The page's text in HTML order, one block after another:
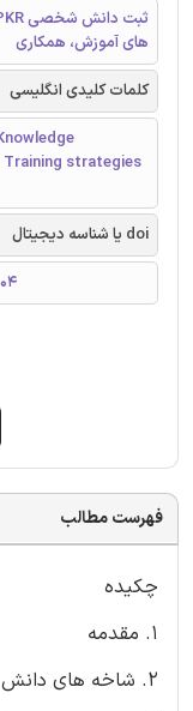
های آموزش، همکاری
کلمات کلیدی انگلیسی
Training strategies
doi یا شناسه دیجیتال
فهرست مطالب
چکیده
1. مقدمه
2. شاخه های دانش